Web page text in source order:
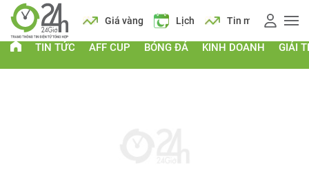
AFF Cup Giá vàng Lịch Tin mới
TIN TỨC AFF CUP BÓNG ĐÁ KINH DOANH GIẢI